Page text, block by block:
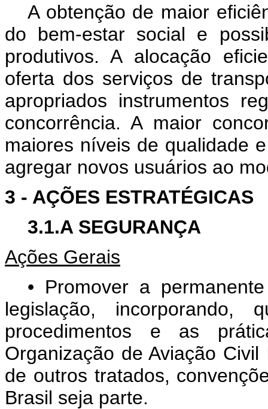
A obtenção de maior
do bem-estar social e
produtivos. A alocação
oferta dos serviços de
apropriados instrumentos
concorrência. A maior
maiores níveis de qualidade
agregar novos usuários ao
3 - AÇÕES ESTRATÉGICAS
3.1.A SEGURANÇA
Ações Gerais
• Promover a
legislação,
procedimentos e as
Organização de Aviação
de outros tratados,
Brasil seja parte.